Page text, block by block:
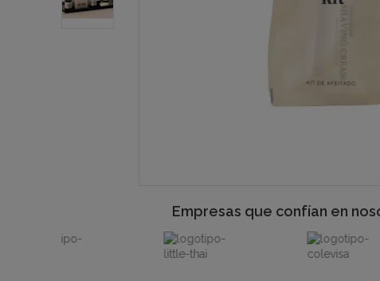
Empresas que confían en